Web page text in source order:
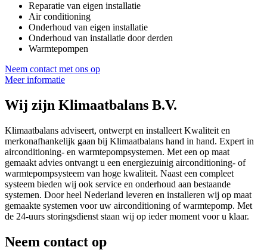
Reparatie van eigen installatie
Air conditioning
Onderhoud van eigen installatie
Onderhoud van installatie door derden
Warmtepompen
Neem contact met ons op
Meer informatie
Wij zijn Klimaatbalans B.V.
Klimaatbalans adviseert, ontwerpt en installeert Kwaliteit en
merkonafhankelijk gaan bij Klimaatbalans hand in hand. Expert in
airconditioning- en warmtepompsystemen. Met een op maat
gemaakt advies ontvangt u een energiezuinig airconditioning- of
warmtepompsysteem van hoge kwaliteit. Naast een compleet
systeem bieden wij ook service en onderhoud aan bestaande
systemen. Door heel Nederland leveren en installeren wij op maat
gemaakte systemen voor uw airconditioning of warmtepomp. Met
de 24-uurs storingsdienst staan wij op ieder moment voor u klaar.
Neem contact op